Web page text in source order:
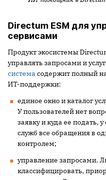
Directum ESM для
сервисами
Продукт экосистемы
управлять запросами и
система содержит полный
ИТ-поддержки:
единое окно и каталог
У пользователей нет
заявку и куда ее подать,
служб все обращения в
контролем;
управление запросами.
классифицировать,